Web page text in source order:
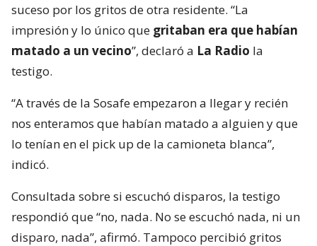
suceso por los gritos de otra residente. “La
impresión y lo único que gritaban era que habían
matado a un vecino”, declaró a La Radio la
testigo.
“A través de la Sosafe empezaron a llegar y recién
nos enteramos que habían matado a alguien y que
lo tenían en el pick up de la camioneta blanca”,
indicó.
Consultada sobre si escuchó disparos, la testigo
respondió que “no, nada. No se escuchó nada, ni un
disparo, nada”, afirmó. Tampoco percibió gritos